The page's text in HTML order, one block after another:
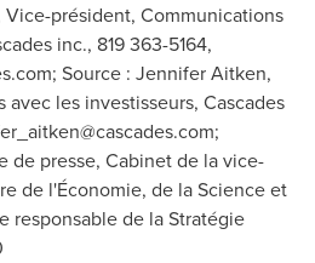
Vice-président, Communications
inc., 819 363-5164,
; Source : Jennifer Aitken,
les investisseurs, Cascades
;
de presse, Cabinet de la vice-
de l'Économie, de la Science et
responsable de la Stratégie